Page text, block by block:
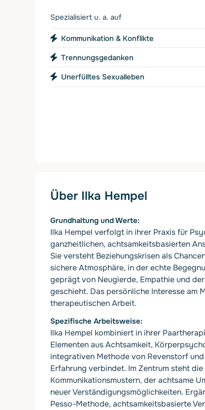
Spezialisiert u. a. auf
Kommunikation & Konflikte
Trennungsgedanken
Unerfülltes Sexualleben
Über Ilka Hempel
Grundhaltung und Werte
Ilka Hempel verfolgt in ihrer Praxis für
ganzheitlichen, achtsamkeitsbasierten
Sie versteht Beziehungskrisen als
sichere Atmosphäre, in der echte
geprägt von Neugierde, Empathie und
geschieht. Das persönliche Interesse am
therapeutischen Arbeit.
Spezifische Arbeitsweise
Ilka Hempel kombiniert in ihrer
Elementen aus Achtsamkeit,
integrativen Methode von Revenstorf
Erfahrung verbindet. Im Zentrum steht
Kommunikationsmustern, der achtsame
neuer Verständigungsmöglichkeiten.
Pesso-Methode, achtsamkeitsbasierte